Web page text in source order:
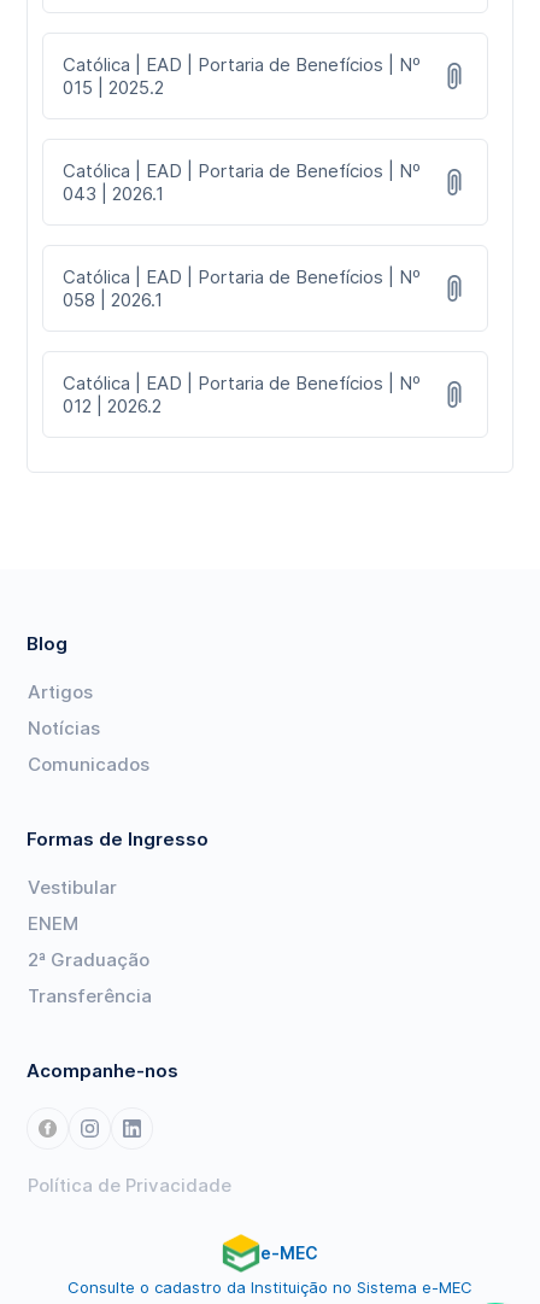
Católica | EAD | Portaria de Benefícios | Nº
015 | 2025.2
Católica | EAD | Portaria de Benefícios | Nº
043 | 2026.1
Católica | EAD | Portaria de Benefícios | Nº
058 | 2026.1
Católica | EAD | Portaria de Benefícios | Nº
012 | 2026.2
Blog
Artigos
Notícias
Comunicados
Formas de Ingresso
Vestibular
ENEM
2ª Graduação
Transferência
Acompanhe-nos
Política de Privacidade
e-MEC
Consulte o cadastro da Instituição no Sistema e-MEC